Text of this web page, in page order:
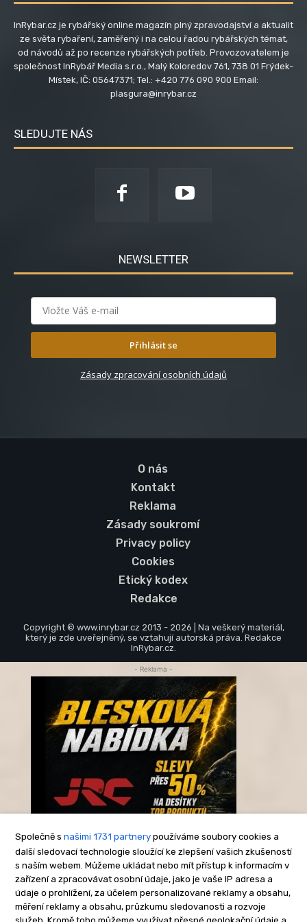
InRybar.cz je rybářský online magazín plný zpravodajství a aktualit
ze světa rybaření, zaměřený i na celou řadou rybářských témat,
od návodů až po recenze rybářských potřeb. Provozovatelem je
společnost InRybář Media s.r.o., Malý Koloredov 761, 738 01 Frýdek-
Místek, IČ: 05647371; Tel.: +420 776 090 900 Email:
plasgura@inrybar.cz
SLEDUJTE NÁS
NEWSLETTER
Přihlásit se
Zásady zpracování osobních údajů
O nás
Kontakt
Reklama
Zásady soukromí
Privacy policy
Cookies
Etický kodex
Redakce
Copyright © www.inrybar.cz 2013 - 2026 | Na veškerý materiál,
který je zde uveřejněný, se vztahují autorská práva. Redakce
InRybar.cz.
Společně s našimi 1731 partnery používáme soubory cookies a
další sledovací technologie sloužící ke zlepšení vašich zkušeností
s naším webem. Můžeme ukládat nebo mít přístup k informacím v
zařízení a zpracovávat osobní údaje, jako je vaše IP adresa a
údaje o prohlížení, za účelem personalizované reklamy a obsahu,
měření reklamy a obsahu, průzkumu sledovanosti a rozvoje
- Reklama -
-Reklama-